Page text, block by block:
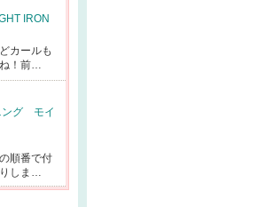
IRON
カールも
！前…
ング モイ
順番で付
しま…